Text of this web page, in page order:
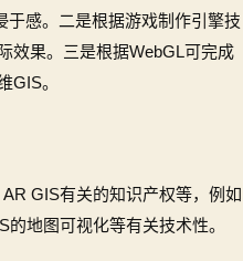
感。二是根据游戏制作引擎技
效果。三是根据WebGL可完成
GIS。
GIS有关的知识产权等，例如
地图可视化等有关技术性。